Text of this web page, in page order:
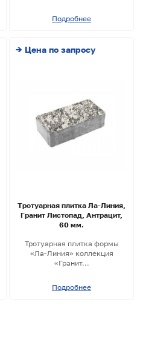
Подробнее
→ Цена по запросу
Тротуарная плитка Ла-Линия,
Гранит Листопад, Антрацит,
60 мм.
Тротуарная плитка формы
«Ла-Линия» коллекция
«Гранит...
Подробнее